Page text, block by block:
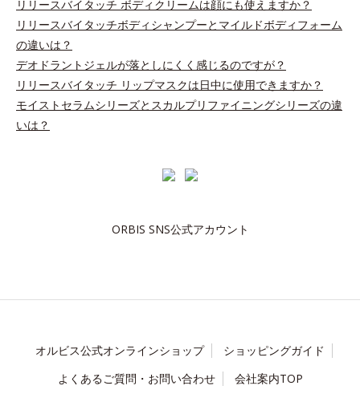
リリースバイタッチ ボディクリームは顔にも使えますか？
リリースバイタッチボディシャンプーとマイルドボディフォーム
の違いは？
デオドラントジェルが落としにくく感じるのですが？
リリースバイタッチ リップマスクは日中に使用できますか？
モイストセラムシリーズとスカルプリファイニングシリーズの違
いは？
ORBIS SNS公式アカウント
オルビス公式オンラインショップ
ショッピングガイド
よくあるご質問・お問い合わせ
会社案内TOP